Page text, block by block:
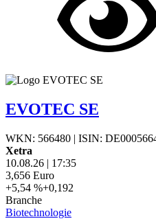
EVOTEC SE
WKN: 566480 | ISIN:
Xetra
10.08.26 | 17:35
3,656 Euro
+5,54 %+0,192
Branche
Biotechnologie